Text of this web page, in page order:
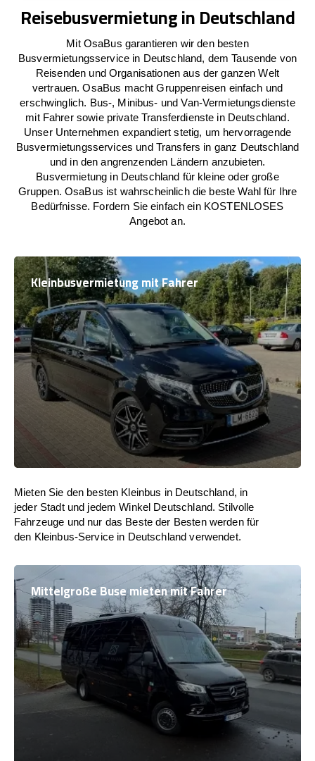
Reisebusvermietung in Deutschland
Mit OsaBus garantieren wir den besten
Busvermietungsservice in Deutschland, dem Tausende von
Reisenden und Organisationen aus der ganzen Welt
vertrauen. OsaBus macht Gruppenreisen einfach und
erschwinglich. Bus-, Minibus- und Van-Vermietungsdienste
mit Fahrer sowie private Transferdienste in Deutschland.
Unser Unternehmen expandiert stetig, um hervorragende
Busvermietungsservices und Transfers in ganz Deutschland
und in den angrenzenden Ländern anzubieten.
Busvermietung in Deutschland für kleine oder große
Gruppen. OsaBus ist wahrscheinlich die beste Wahl für Ihre
Bedürfnisse. Fordern Sie einfach ein KOSTENLOSES
Angebot an.
Kleinbusvermietung mit Fahrer
Mieten Sie den besten Kleinbus in Deutschland, in
jeder Stadt und jedem Winkel Deutschland. Stilvolle
Fahrzeuge und nur das Beste der Besten werden für
den Kleinbus-Service in Deutschland verwendet.
Mittelgroße Buse mieten mit Fahrer